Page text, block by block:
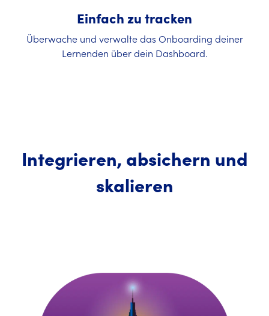
Einfach zu tracken
Überwache und verwalte das Onboarding deiner
Lernenden über dein Dashboard.
Integrieren, absichern und
skalieren